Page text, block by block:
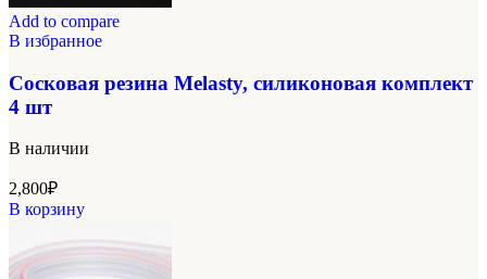
Add to compare
В избранное
Сосковая резина Melasty, силиконовая комплект
4 шт
В наличии
2,800₽
В корзину